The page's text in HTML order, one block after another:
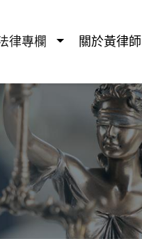
律專欄 關於黃律師